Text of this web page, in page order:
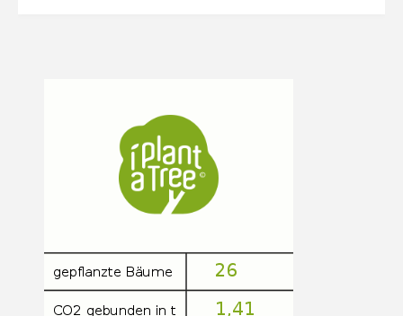
Mensch,
hier
greif
ein"